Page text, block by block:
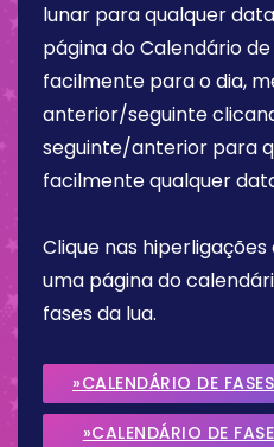
lunar para qualquer
página do Calendário
facilmente para o dia,
anterior/seguinte
seguinte/anterior para
facilmente qualquer
Clique nas
uma página do
fases da lua.
»CALENDÁRIO DE
»CALENDÁRIO DE